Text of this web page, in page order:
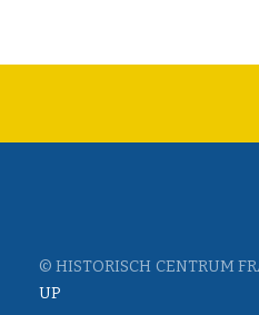
© HISTORISCH CENTRUM
UP